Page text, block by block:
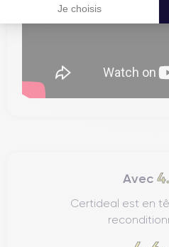
Je choisis
Avec
Certideal est en